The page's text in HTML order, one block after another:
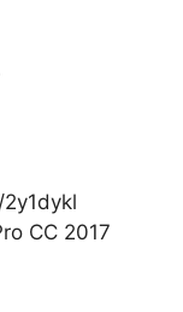
CC 2017